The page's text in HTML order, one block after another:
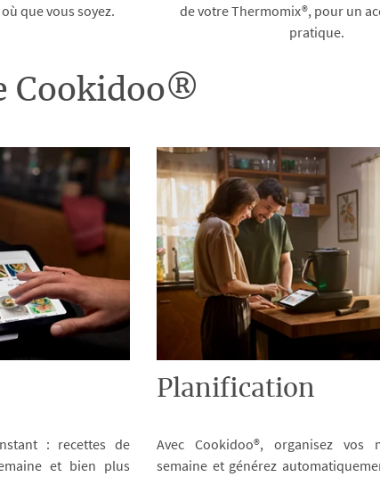
que vous soyez.
de votre Thermomix®, pour un
pratique.
Cookidoo®
: recettes de
et bien plus
Planification
Avec Cookidoo®, organisez vos
semaine et générez